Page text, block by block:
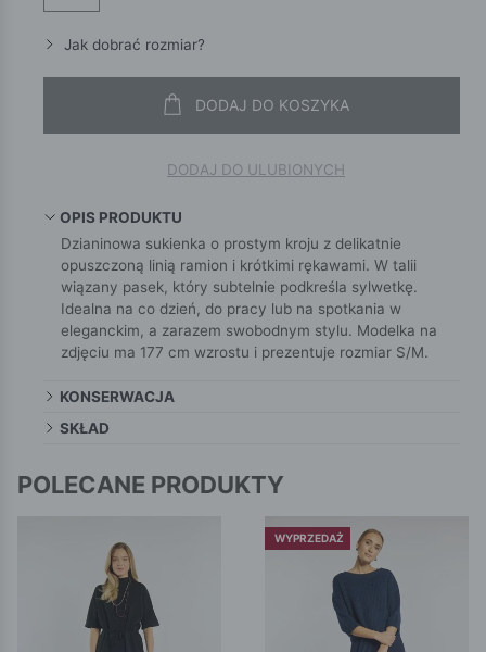
Jak dobrać rozmiar?
DODAJ DO KOSZYKA
DODAJ DO ULUBIONYCH
OPIS PRODUKTU
Dzianinowa sukienka o prostym kroju z delikatnie
opuszczoną linią ramion i krótkimi rękawami. W talii
wiązany pasek, który subtelnie podkreśla sylwetkę.
Idealna na co dzień, do pracy lub na spotkania w
eleganckim, a zarazem swobodnym stylu. Modelka na
zdjęciu ma 177 cm wzrostu i prezentuje rozmiar S/M.
KONSERWACJA
SKŁAD
POLECANE PRODUKTY
WYPRZEDAŻ